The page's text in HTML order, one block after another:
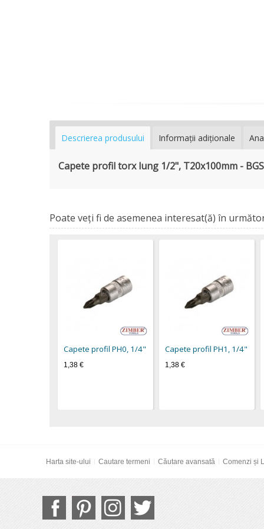
Descrierea produsului Informaţii adiţionale
Capete profil torx lung 1/2", Т20х100mm -
Poate veţi fi de asemenea interesat(ă) în
Capete profil PH0, 1/4"
1,38 €
Capete profil PH1, 1/4"
1,38 €
Harta site-ului Cautare termeni Căutare avansată Comenzi și